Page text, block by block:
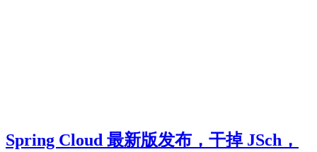
Spring Cloud 最新版发布，干掉 JSch，